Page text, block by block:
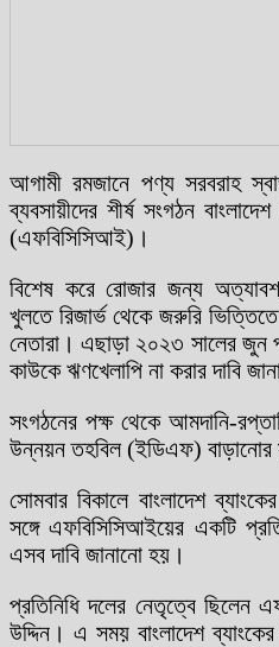
আগামী রমজানে পণ্য সরবরাহ
ব্যবসায়ীদের শীর্ষ সংগঠন
(এফবিসিসিআই)।
বিশেষ করে রোজার জন্য
খুলতে রিজার্ভ থেকে জরুরি
নেতারা। এছাড়া ২০২৩ সালের জুন
কাউকে ঋণখেলাপি না করার দাবি
সংগঠনের পক্ষ থেকে আমদানি-
উন্নয়ন তহবিল (ইডিএফ) বাড়ানোর
সোমবার বিকালে বাংলাদেশ
সঙ্গে এফবিসিসিআইয়ের একটি
এসব দাবি জানানো হয়।
প্রতিনিধি দলের নেতৃত্বে ছিলেন
উদ্দিন। এ সময় বাংলাদেশ ব্যাংকের